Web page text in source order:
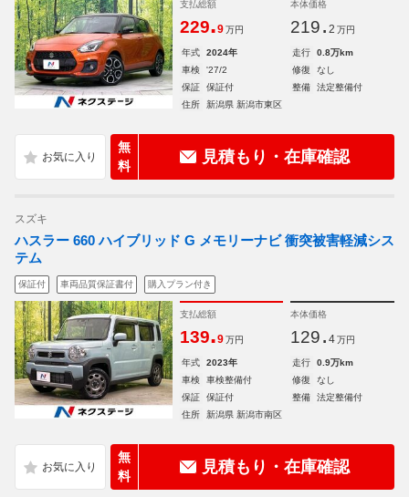
支払総額
229.9 万円
本体価格
219. 2 万円
年式 2024年 走行
0.8万km
車検
'27/2 修復
なし
保証
保証付 整備
法定整備付
住所
新潟県 新潟市東区
無
料
見積もり・在庫確認
スズキ
ハスラー 660 ハイブリッド G メモリーナビ 衝突被害軽減シス
テム
保証付 車両品質保証書付 購入プラン付き
支払総額
139.9 万円
本体価格
129. 4 万円
年式 2023年 走行
0.9万km
車検
車検整備付 修復
なし
保証
保証付 整備
法定整備付
住所
新潟県 新潟市南区
無
料
見積もり・在庫確認